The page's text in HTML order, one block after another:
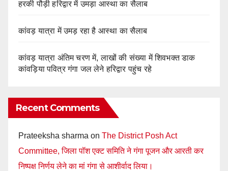
हरकी पौड़ी हरिद्वार में उमड़ा आस्था का सैलाब
कांवड़ यात्रा में उमड़ रहा है आस्था का सैलाब
कांवड़ यात्रा अंतिम चरण में, लाखों की संख्या में शिवभक्त डाक
कांवड़िया पवित्र गंगा जल लेने हरिद्वार पहुंच रहे
Recent Comments
Prateeksha sharma on The District Posh Act
Committee, जिला पॉश एक्ट समिति ने गंगा पूजन और आरती कर
निष्पक्ष निर्णय लेने का मां गंगा से आशीर्वाद लिया।